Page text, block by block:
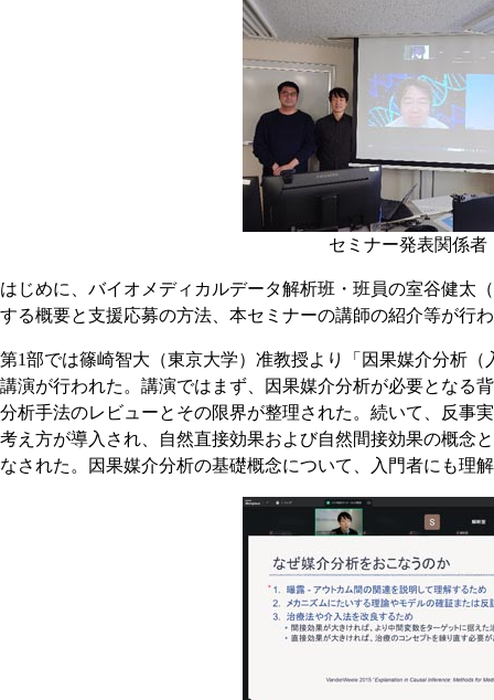
セミナー発表関係者
はじめに、バイオメディカルデータ解析班・班員の室谷健
する概要と支援応募の方法、本セミナーの講師の紹介等が行
第1部では篠崎智大（東京大学）准教授より「因果媒介分析
講演が行われた。講演ではまず、因果媒介分析が必要となる
分析手法のレビューとその限界が整理された。続いて、反事
考え方が導入され、自然直接効果および自然間接効果の概念
なされた。因果媒介分析の基礎概念について、入門者にも理